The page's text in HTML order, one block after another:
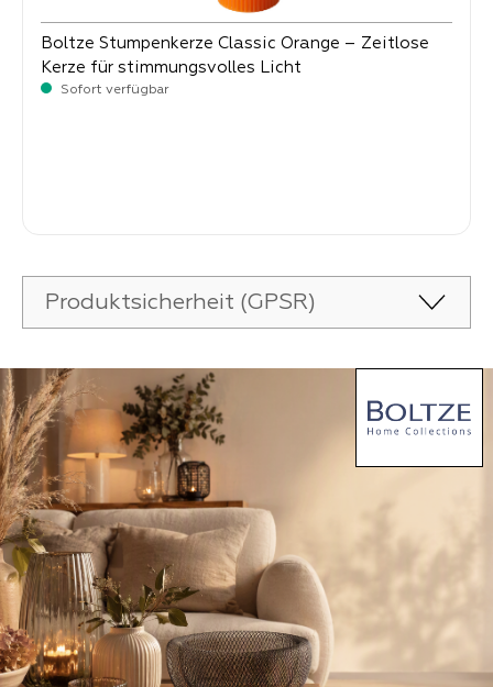
Boltze Stumpenkerze Classic Orange – Zeitlose
Kerze für stimmungsvolles Licht
Sofort verfügbar
Produktsicherheit (GPSR)